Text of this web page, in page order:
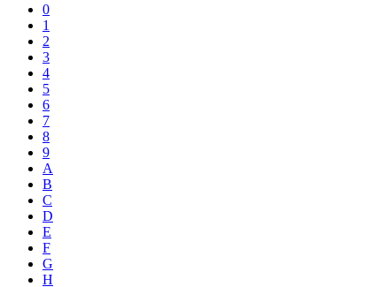
0
1
2
3
4
5
6
7
8
9
A
B
C
D
E
F
G
H